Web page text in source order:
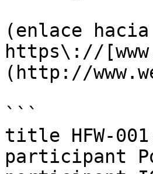
(enlace
https\://
(http://
```
title HFW-
participant